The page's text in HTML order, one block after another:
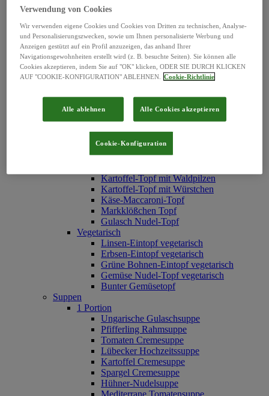
Serbische Bohnensuppe
Texas-Topf
Rindfleisch Nudel-Topf
Reistopf mit Fleischklößchen
Weiße Bohnen-Eintopf
Graupen-Topf
Linsentopf mit Schweinefleisch
Möhren-Eintopf mit Fleischbällchen
Spirli-Nudeln
Nudeltopf mit Geflügel-Klößchen
Erbsen-Eintopf mit Fleischbällchen
Spätzletopf mit Linsen
Kartoffel-Topf mit Waldpilzen
Kartoffel-Topf mit Würstchen
Käse-Maccaroni-Topf
Markklößchen Topf
Gulasch Nudel-Topf
Vegetarisch
Linsen-Eintopf vegetarisch
Erbsen-Eintopf vegetarisch
Grüne Bohnen-Eintopf vegetarisch
Gemüse Nudel-Topf vegetarisch
Bunter Gemüsetopf
Suppen
1 Portion
Ungarische Gulaschsuppe
Pfifferling Rahmsuppe
Tomaten Cremesuppe
Lübecker Hochzeitssuppe
Kartoffel Cremesuppe
Spargel Cremesuppe
Hühner-Nudelsuppe
Mediterrane Tomatensuppe
Verwendung von Cookies
Wir verwenden eigene Cookies und Cookies von Dritten zu technischen, Analyse-
und Personalisierungszwecken, sowie um Ihnen personalisierte Werbung und
Anzeigen gestützt auf ein Profil anzuzeigen, das anhand Ihrer
Navigationsgewohnheiten erstellt wird (z. B. besuchte Seiten). Sie können alle
Cookies akzeptieren, indem Sie auf "OK" klicken, ODER SIE DURCH KLICKEN
AUF "COOKIE-KONFIGURATION" ABLEHNEN.
Cookie-Richtlinie
Alle ablehnen Alle Cookies akzeptieren
Cookie-Konfiguration